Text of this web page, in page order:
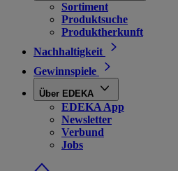
Sortiment
Produktsuche
Produktherkunft
Nachhaltigkeit
Gewinnspiele
Über EDEKA
EDEKA App
Newsletter
Verbund
Jobs